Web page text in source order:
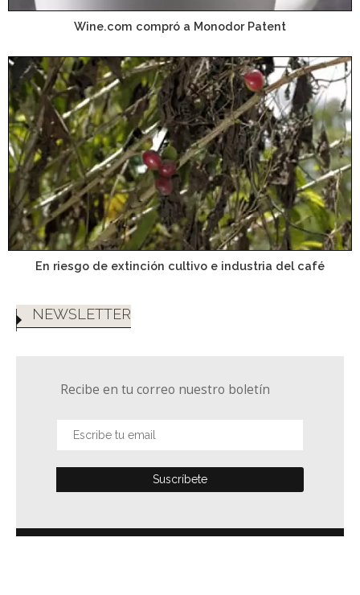
Wine.com compró a Monodor Patent
En riesgo de extinción cultivo e industria del café
NEWSLETTER
Recibe en tu correo nuestro boletín